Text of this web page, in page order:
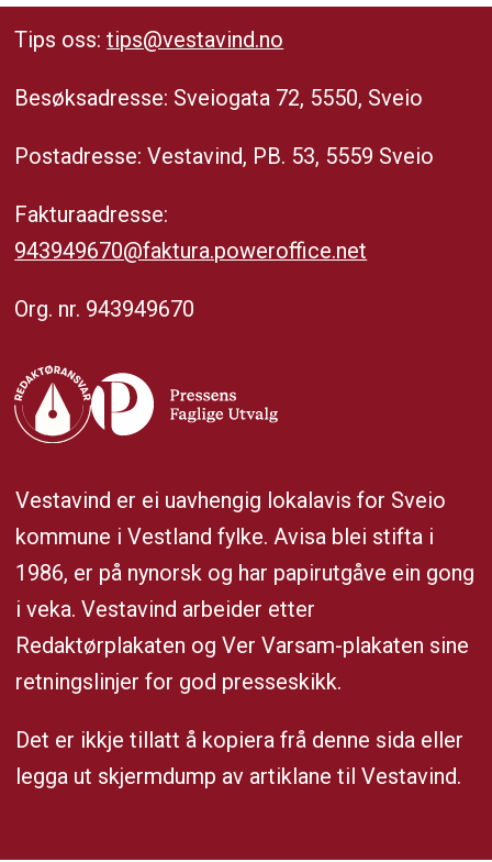
Tips oss:tips@vestavind.no
Besøksadresse: Sveiogata 72, 5550, Sveio
Postadresse: Vestavind, PB. 53, 5559 Sveio
Fakturaadresse:
943949670@faktura.poweroffice.net
Org. nr. 943949670
Vestavind er ei uavhengig lokalavis for Sveio
kommune i Vestland fylke. Avisa blei stifta i
1986, er på nynorsk og har papirutgåve ein gong
i veka. Vestavind arbeider etter
Redaktørplakaten og Ver Varsam-plakaten sine
retningslinjer for god presseskikk.
Det er ikkje tillatt å kopiera frå denne sida eller
legga ut skjermdump av artiklane til Vestavind.